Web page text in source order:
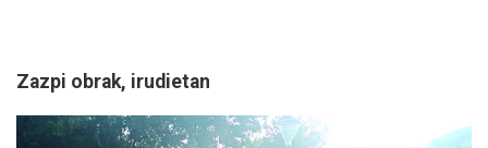
Zazpi obrak, irudietan